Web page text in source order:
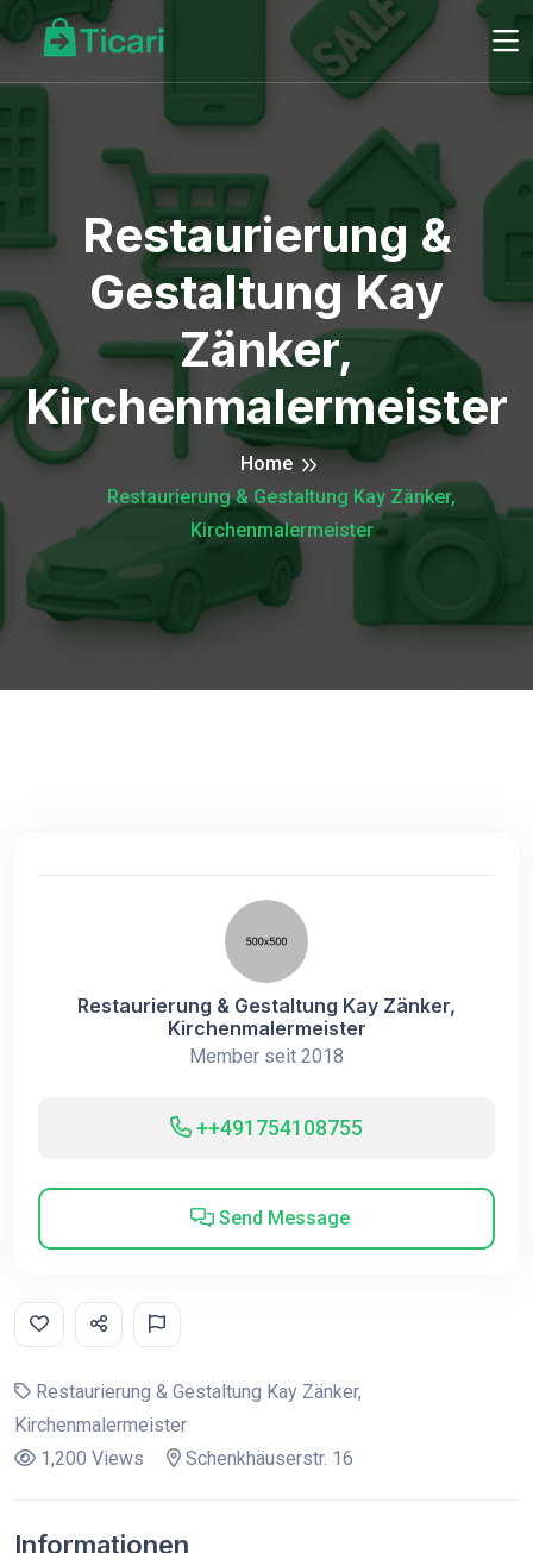
Restaurierung &
Gestaltung Kay
Zänker,
Kirchenmalermeister
Home
Restaurierung & Gestaltung Kay Zänker,
Kirchenmalermeister
Restaurierung & Gestaltung Kay Zänker,
Kirchenmalermeister
Member seit 2018
++491754108755
Send Message
Restaurierung & Gestaltung Kay Zänker,
Kirchenmalermeister
1,200 Views
Schenkhäuserstr. 16
Informationen